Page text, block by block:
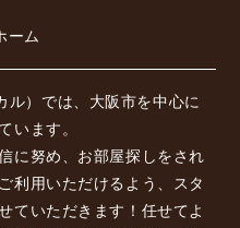
ーム
ル）では、大阪市を中心に
います。
に努め、お部屋探しをされ
利用いただけるよう、スタ
ていただきます！任せてよ